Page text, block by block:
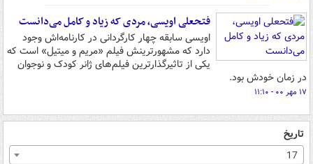
فتحعلی اویسی، مردی که زیاد و کامل می‌دانست
اویسی سابقه چهار کارگردانی در کارنامه‌اش وجود
دارد که مشهورترینش فیلم «مریم و میتیل» است که
یکی از تاثیرگذارترین فیلم‌های ژانر کودک و نوجوان
در زمان خودش بود.
۱۷ مهر ۰۰ - ۱۱:۱۰
تاریخ
17